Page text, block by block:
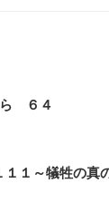
ら ６４
１～犠牲の真